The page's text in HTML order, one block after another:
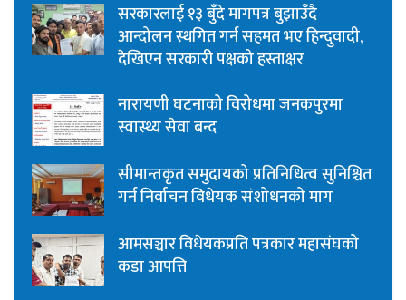
सरकारलाई १३ बुँदे मागपत्र बुझाउँदै
आन्दोलन स्थगित गर्न सहमत भए हिन्दुवादी,
देखिएन सरकारी पक्षको हस्ताक्षर
नारायणी घटनाको विरोधमा जनकपुरमा
स्वास्थ्य सेवा बन्द
सीमान्तकृत समुदायको प्रतिनिधित्व सुनिश्चित
गर्न निर्वाचन विधेयक संशोधनको माग
आमसञ्चार विधेयकप्रति पत्रकार महासंघको
कडा आपत्ति